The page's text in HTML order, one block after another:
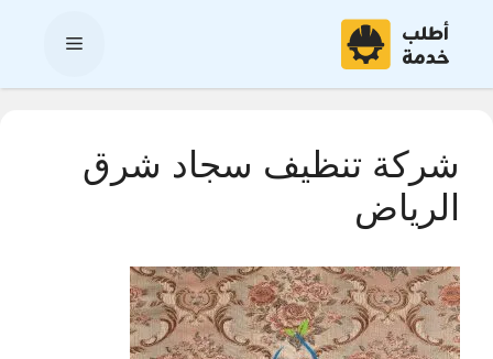
المحتوى
القائمة
شركة تنظيف سجاد شرق
الرياض